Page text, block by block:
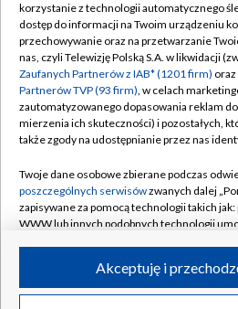
TVP
Abonament TVP
Emisja w TVP
Centrum informacji TVP
Naziemna Telewizja Cyfrowa
Rada Programowa
System NOS
Informacje o nadawcy
Program dla prasy
Regulamin
Polityka
Moje
Pomoc
Kontakt
Kanały
©2026 Telewizja Polska
korzystanie z technologii automatycznego
dostęp do informacji na Twoim urządzeniu
przechowywanie oraz na przetwarzanie
nas, czyli Telewizję Polską S.A. w likwidacji
Zaufanych Partnerów z IAB* (1201 firm) oraz
Partnerów TVP (93 firm), w celach
zautomatyzowanego dopasowania reklam
mierzenia ich skuteczności) i pozostałych,
także zgody na udostępnianie przez nas
Twoje dane osobowe zbierane podczas
poszczególnych serwisówzwanych dalej
zapisywane za pomocą technologii takich
WWW lub innych podobnych technologii
ruchu w Internecie.Akceptuję i